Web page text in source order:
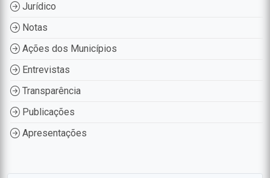
Jurídico
Notas
Ações dos Municípios
Entrevistas
Transparência
Publicações
Apresentações